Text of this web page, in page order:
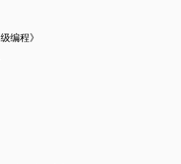
编程》